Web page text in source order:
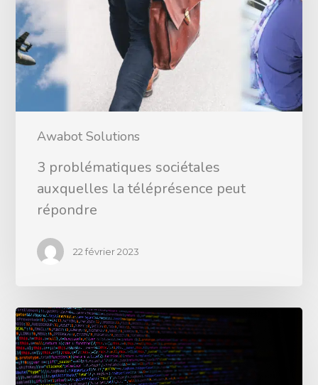
Awabot Solutions
3 problématiques sociétales
auxquelles la téléprésence peut
répondre
22 février 2023